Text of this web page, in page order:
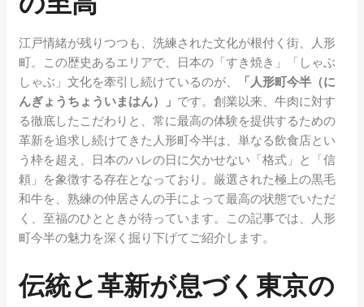
江戸情緒が残りつつも、洗練された文化が根付く街、人形
町。この歴史あるエリアで、日本の「すき焼き」「しゃぶ
しゃぶ」文化を牽引し続けているのが、
「人形町今半（に
んぎょうちょういまはん）」 です。創業以来、牛肉に対す
る徹底したこだわりと、常に最高の体験を提供するための
革新を追求し続けてきた人形町今半は、単なる飲食店とい
う枠を超え、日本のハレの日に欠かせない「格式」と「信
頼」を象徴する存在となっており。厳選された極上の黒毛
和牛を、熟練の仲居さんの手によって最高の状態でいただ
く、至福のひとときが待っています。この記事では、人形
町今半の魅力を深く掘り下げてご紹介します。
伝統と革新が息づく東京の